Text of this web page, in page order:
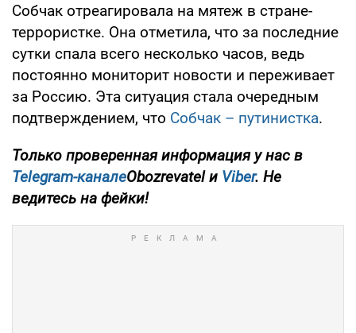
Собчак отреагировала на мятеж в стране-
террористке. Она отметила, что за последние
сутки спала всего несколько часов, ведь
постоянно мониторит новости и переживает
за Россию. Эта ситуация стала очередным
подтверждением, что Собчак – путинистка.
Только проверенная информация у нас в
Telegram-каналеObozrevatel и Viber. Не
ведитесь на фейки!